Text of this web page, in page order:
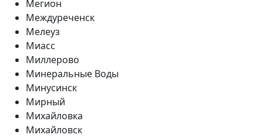
Мегион
Междуреченск
Мелеуз
Миасс
Миллерово
Минеральные Воды
Минусинск
Мирный
Михайловка
Михайловск